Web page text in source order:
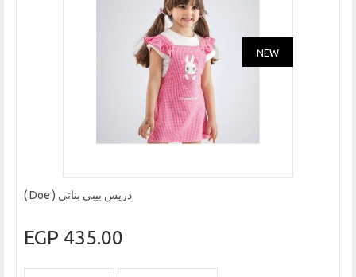
NEW
دريس بيبي بناتي ( Doe )
435.00 EGP